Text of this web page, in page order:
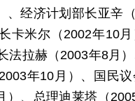
、经济计划部长亚辛
卡米尔（2002年10
法拉赫（2003年8月
年10月）、国民
）、总理迪莱塔（